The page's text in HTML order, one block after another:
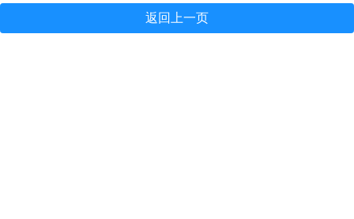
返回上一页